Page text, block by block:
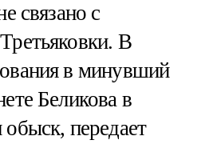
связано с
В
в минувший
Беликова в
передает